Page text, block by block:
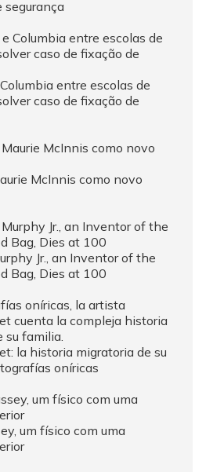
segurança
entre escolas de
caso de fixação de
McInnis como novo
Jr., an Inventor of the
Bag, Dies at 100
la historia migratoria de su
oníricas
um físico com uma